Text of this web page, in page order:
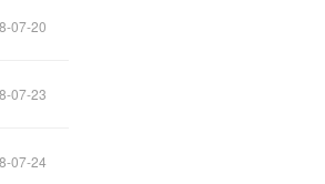
07-20
07-23
07-24